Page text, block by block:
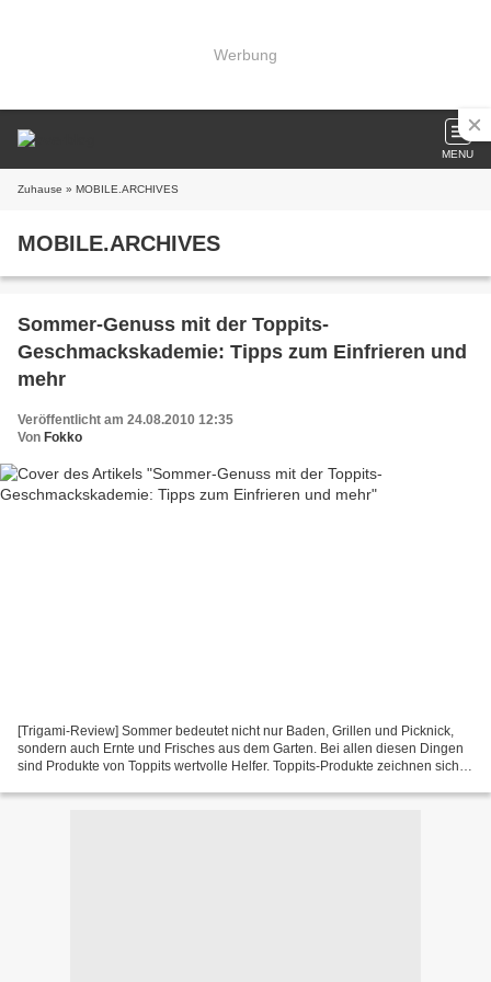
Werbung
MENU
Zuhause » MOBILE.ARCHIVES
MOBILE.ARCHIVES
Sommer-Genuss mit der Toppits-
Geschmackskademie: Tipps zum Einfrieren und
mehr
Veröffentlicht am 24.08.2010 12:35
Von Fokko
[Trigami-Review] Sommer bedeutet nicht nur Baden, Grillen und Picknick,
sondern auch Ernte und Frisches aus dem Garten. Bei allen diesen Dingen
sind Produkte von Toppits wertvolle Helfer. Toppits-Produkte zeichnen sich